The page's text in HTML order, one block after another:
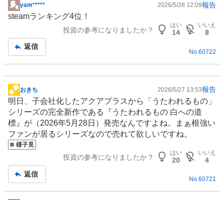
掲
示
事
yam***** 2026/5/28 12:09報告
steamランキング4位！
投資の参考になりましたか？
はい
14
いいえ
8
返信
No. 60722
掲
示
板
記
事
おきち 2026/5/27 13:53報告
明日、子会社化したアクアプラスから「うたわれるもの」
シリーズの完全新作である『うたわれるもの 白への道
標』が（2026年5月28日）発売なんですよね。まぁ根強い
ファンが居るシリーズなので売れて欲しいですね。
様子見
投資の参考になりましたか？
はい
20
いいえ
4
返信
No.60721